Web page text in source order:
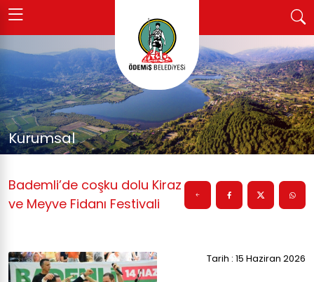
Kurumsal
Bademli’de coşku dolu Kiraz
ve Meyve Fidanı Festivali
Tarih : 15 Haziran 2026